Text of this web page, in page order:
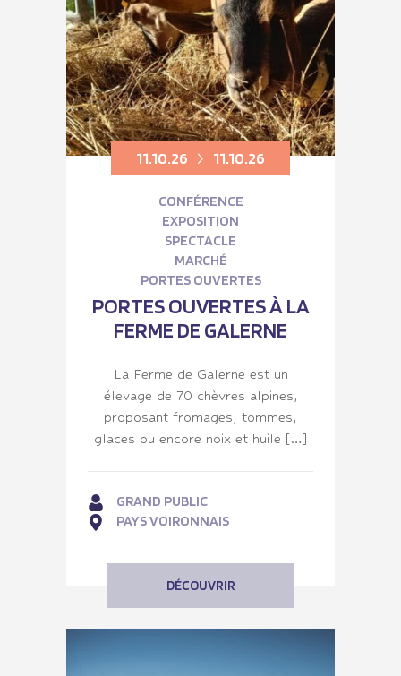
11.10.26 11.10.26
CONFÉRENCE
EXPOSITION
SPECTACLE
MARCHÉ
PORTES OUVERTES
PORTES OUVERTES À LA
FERME DE GALERNE
La Ferme de Galerne est un
élevage de 70 chèvres alpines,
proposant fromages, tommes,
glaces ou encore noix et huile […]
GRAND PUBLIC
PAYS VOIRONNAIS
DÉCOUVRIR